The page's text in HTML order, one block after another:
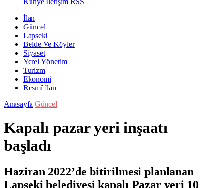
Künye İletişim RSS
İlan
Güncel
Lapseki
Belde Ve Köyler
Siyaset
Yerel Yönetim
Turizm
Ekonomi
Resmî İlan
Anasayfa Güncel
Kapalı pazar yeri inşaatı
başladı
Haziran 2022’de bitirilmesi planlanan
Lapseki belediyesi kapalı Pazar yeri 10